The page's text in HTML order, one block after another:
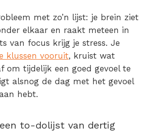
met zo’n lijst: je brein ziet
elkaar en raakt meteen in
van focus krijg je stress. Je
klussen vooruit, kruist wat
om tijdelijk een goed gevoel te
alsnog de dag met het gevoel
hebt.
to-dolijst van dertig